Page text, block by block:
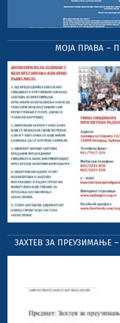
МОЈА ПРАВА –
ЗАХТЕВ ЗА ПРЕУЗИМАЊЕ